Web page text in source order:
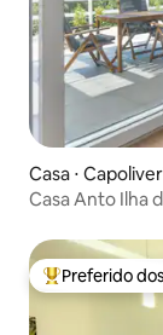
Casa ⋅
Casa Anto Ilha
Entre os
Preferido